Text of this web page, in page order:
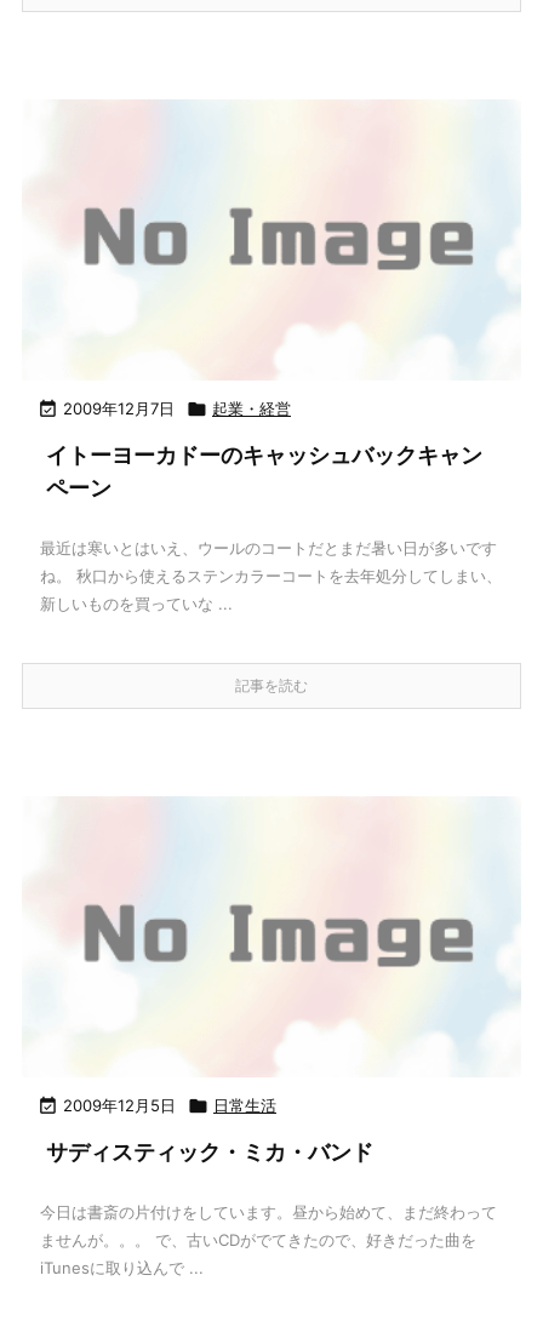
 2009年12月7日  起業・経営
イトーヨーカドーのキャッシュバックキャン
ペーン
最近は寒いとはいえ、ウールのコートだとまだ暑い日が多いです
ね。 秋口から使えるステンカラーコートを去年処分してしまい、
新しいものを買っていな ...
記事を読む
 2009年12月5日  日常生活
サディスティック・ミカ・バンド
今日は書斎の片付けをしています。昼から始めて、まだ終わって
ませんが。。。 で、古いCDがでてきたので、好きだった曲を
iTunesに取り込んで ...